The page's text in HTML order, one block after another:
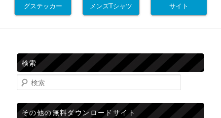
グステッカー メンズTシャツ サイト
検索
検索
その他の無料ダウンロードサイト